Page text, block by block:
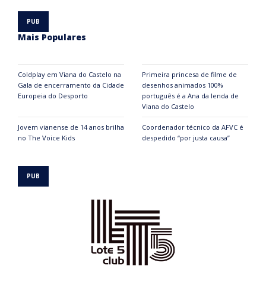
Mais Populares
Coldplay em Viana do Castelo na
Gala de encerramento da Cidade
Europeia do Desporto
Primeira princesa de filme de
desenhos animados 100%
português é a Ana da lenda de
Viana do Castelo
Jovem vianense de 14 anos brilha
no The Voice Kids
Coordenador técnico da AFVC é
despedido “por justa causa”